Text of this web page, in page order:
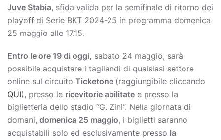
Juve Stabia, sfida valida per la semifinale di ritorno dei
playoff di Serie BKT 2024-25 in programma domenica
25 maggio alle 17.15.
Entro le ore 19 di oggi, sabato 24 maggio, sarà
possibile acquistare i tagliandi di qualsiasi settore
online sul circuito Ticketone (raggiungibile cliccando
QUI), presso le ricevitorie abilitate e presso la
biglietteria dello stadio “G. Zini”. Nella giornata di
domani, domenica 25 maggio, i biglietti saranno
acquistabili solo ed esclusivamente presso la